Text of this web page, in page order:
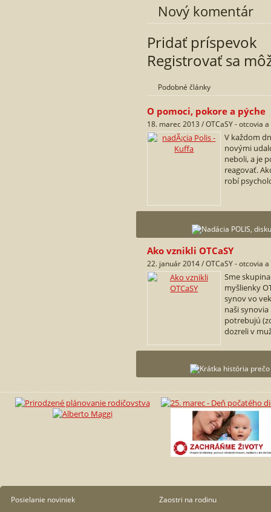
Nový komentár
Pridať príspevok
Registrovať sa
Podobné články
O pomoci, pokore a pýche
18. marec 2013 / OTCaSY - otcovia
V každom
novými
neboli, a je
reagovať.
robí
Ako vznikli OTCaSY
22. január 2014 / OTCaSY - otcovia
Sme
myšlienky
synov vo
naši
potrebujú
dozreli v
Posielanie noviniek
Zaostri na rodinu